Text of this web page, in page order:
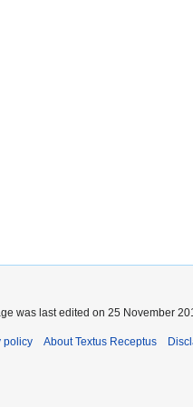
was last edited on 25 November
policy About Textus Receptus